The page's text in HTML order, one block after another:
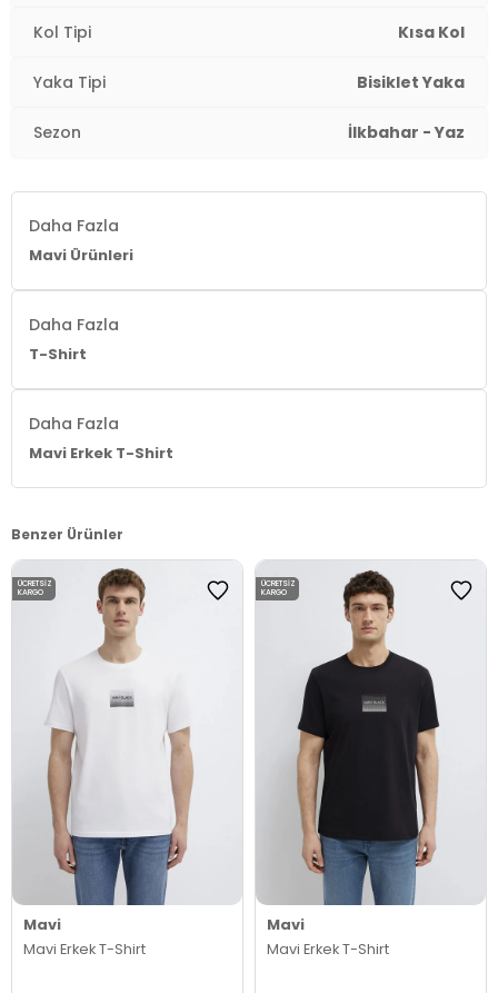
Kol Tipi Kısa Kol
Yaka Tipi Bisiklet Yaka
Sezon İlkbahar - Yaz
Daha Fazla
Mavi Ürünleri
Daha Fazla
T-Shirt
Daha Fazla
Mavi Erkek T-Shirt
Benzer Ürünler
Mavi
Mavi Erkek T-Shirt
ÜCRETSIZ
KARGO
Mavi
Mavi Erkek T-Shirt
ÜCRETSIZ
KARGO